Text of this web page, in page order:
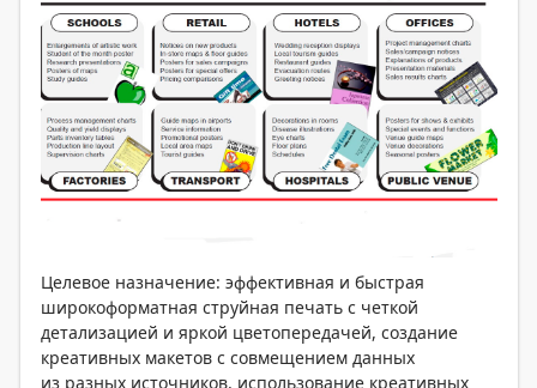
Целевое назначение: эффективная и быстрая
широкоформатная струйная печать с четкой
детализацией и яркой цветопередачей, создание
креативных макетов с совмещением данных
из разных источников, использование креативных